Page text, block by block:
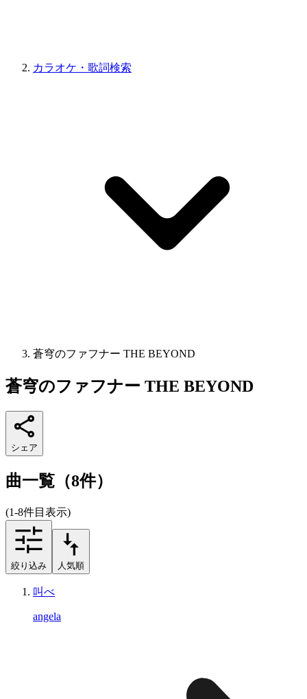
カラオケ・歌詞検索
蒼穹のファフナー THE BEYOND
蒼穹のファフナー THE BEYOND
シェア
曲一覧（8件）
(1-8件目表示)
絞り込み 人気順
叫べ
angela